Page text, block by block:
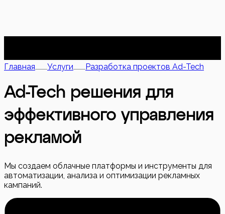
Главная Услуги Разработка проектов Ad-Tech
Ad-Tech решения для
эффективного управления
рекламой
Мы создаем облачные платформы и инструменты для
автоматизации, анализа и оптимизации рекламных
кампаний.